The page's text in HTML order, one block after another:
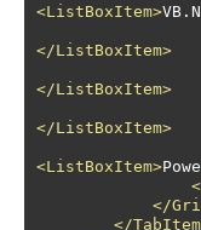
<ListBoxItem>
</ListBoxItem>
</ListBoxItem>
</ListBoxItem>
<ListBoxItem>
</
</